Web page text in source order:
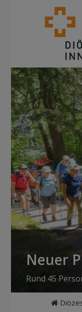
Neuer
Rund 45